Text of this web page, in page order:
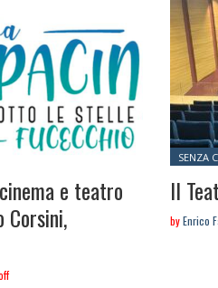
e teatro
Posted
SENZA
Il
byEnrico